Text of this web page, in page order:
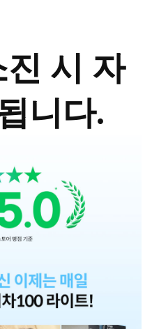
시 자
니다.